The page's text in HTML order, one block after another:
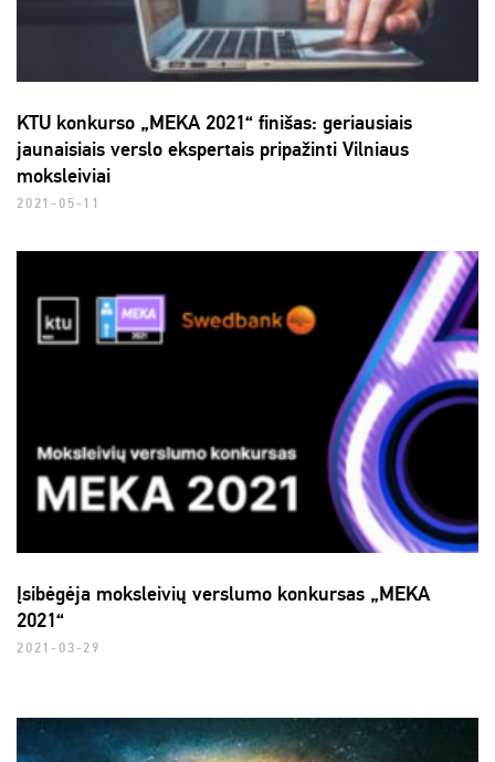
KTU konkurso „MEKA 2021“ finišas: geriausiais
jaunaisiais verslo ekspertais pripažinti Vilniaus
moksleiviai
2021-05-11
Įsibėgėja moksleivių verslumo konkursas „MEKA
2021“
2021-03-29